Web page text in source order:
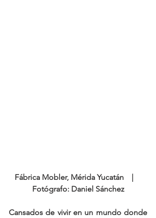
Fábrica Mobler, Mérida Yucatán    |
Fotógrafo: Daniel Sánchez
Cansados de vivir en un mundo donde